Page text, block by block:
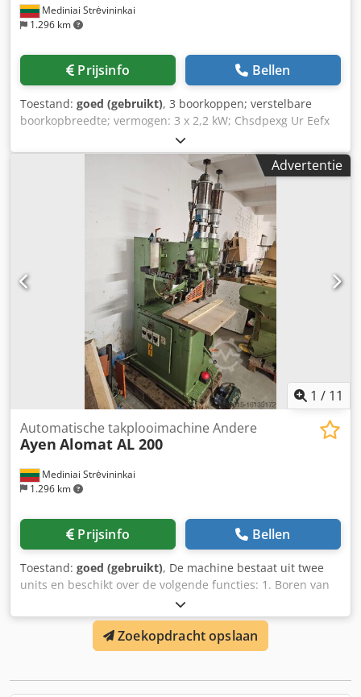
Mediniai Strėvininkai
1.296 km
Prijsinfo Bellen
Toestand: goed (gebruikt), 3 boorkoppen; verstelbare
boorkopbreedte; vermogen: 3 x 2,2 kW; Chsdpexg Ur Eefx
Advertentie
1 / 11
Mediniai Strėvininkai
1.296 km
Automatische takplooimachine Andere
Ayen Alomat AL 200
Prijsinfo Bellen
Toestand: goed (gebruikt), De machine bestaat uit twee
units en beschikt over de volgende functies: 1. Boren van
deuvelgaten 2. Deuvel frezen 3. Lijminjectie 4. Deuvel
inslaan Volledig gereinigd lijmsysteem; Positioneringslaser;
We kunnen u een video sturen over de werking. Procestijd
slechts ca. 3 sec/cyclus U kunt ons bellen of schrijven. Wij
Engels berichten sturen. 5.3.4 Cjdpfx Aqstpqafjqeha
Zoekopdracht opslaan